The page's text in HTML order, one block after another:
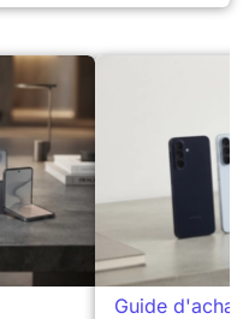
Guide d'achat